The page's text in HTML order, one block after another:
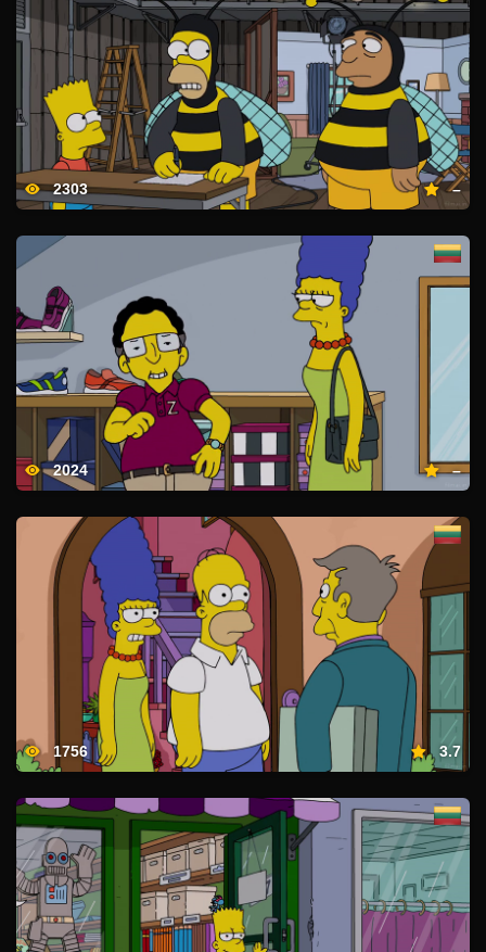
2303 –
2024 –
1756 3.7